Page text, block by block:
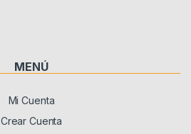
MENÚ
Mi Cuenta
Crear Cuenta